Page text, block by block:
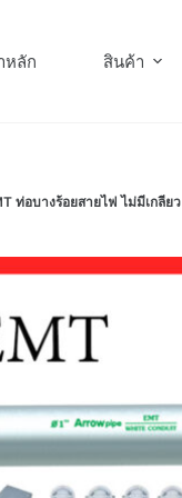
หลัก สินค้า
ท่อบางร้อยสายไฟ ไม่มีเกลียว